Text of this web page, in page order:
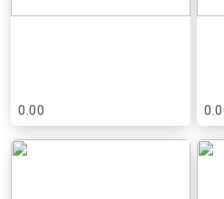
0.00